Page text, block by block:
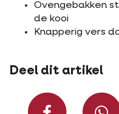
Ovengebakken
de kooi
Knapperig vers
Deel dit artikel